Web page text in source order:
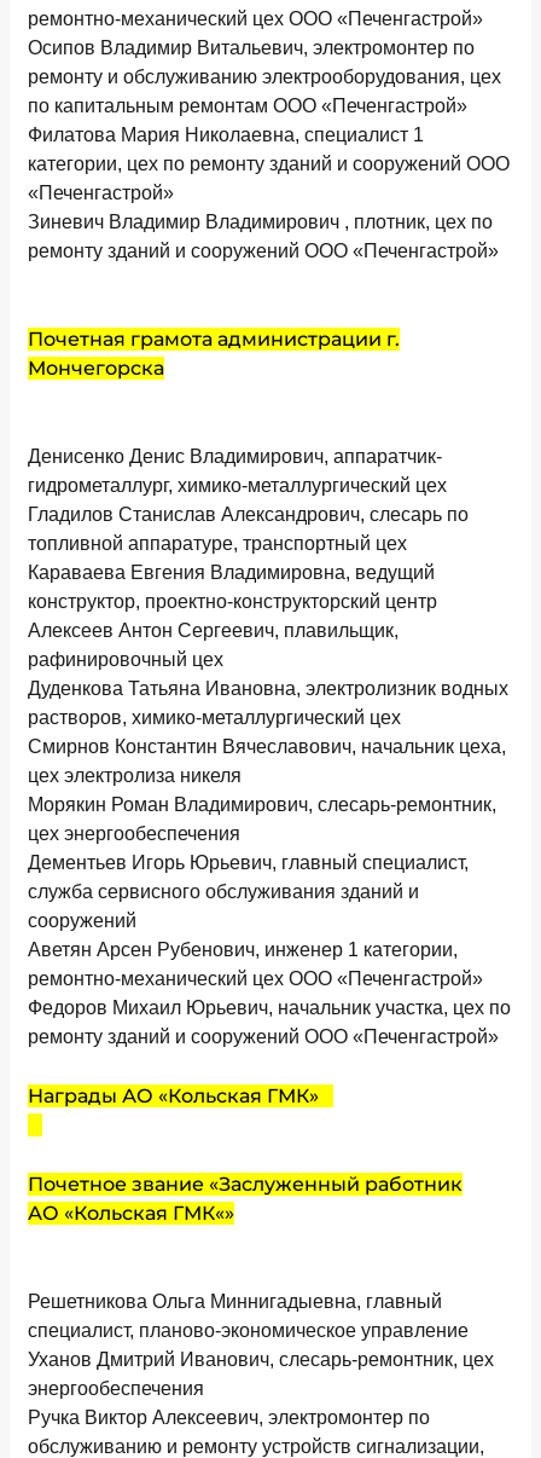
ремонтно-механический цех ООО «Печенгастрой»
Осипов Владимир Витальевич, электромонтер по
ремонту и обслуживанию электрооборудования, цех
по капитальным ремонтам ООО «Печенгастрой»
Филатова Мария Николаевна, специалист 1
категории, цех по ремонту зданий и сооружений ООО
«Печенгастрой»
Зиневич Владимир Владимирович , плотник, цех по
ремонту зданий и сооружений ООО «Печенгастрой»
Почетная грамота администрации г.
Мончегорска
Денисенко Денис Владимирович, аппаратчик-
гидрометаллург, химико-металлургический цех
Гладилов Станислав Александрович, слесарь по
топливной аппаратуре, транспортный цех
Караваева Евгения Владимировна, ведущий
конструктор, проектно-конструкторский центр
Алексеев Антон Сергеевич, плавильщик,
рафинировочный цех
Дуденкова Татьяна Ивановна, электролизник водных
растворов, химико-металлургический цех
Смирнов Константин Вячеславович, начальник цеха,
цех электролиза никеля
Морякин Роман Владимирович, слесарь-ремонтник,
цех энергообеспечения
Дементьев Игорь Юрьевич, главный специалист,
служба сервисного обслуживания зданий и
сооружений
Аветян Арсен Рубенович, инженер 1 категории,
ремонтно-механический цех ООО «Печенгастрой»
Федоров Михаил Юрьевич, начальник участка, цех по
ремонту зданий и сооружений ООО «Печенгастрой»
Награды АО «Кольская ГМК»
Почетное звание «Заслуженный работник
АО «Кольская ГМК«»
Решетникова Ольга Миннигадыевна, главный
специалист, планово-экономическое управление
Уханов Дмитрий Иванович, слесарь-ремонтник, цех
энергообеспечения
Ручка Виктор Алексеевич, электромонтер по
обслуживанию и ремонту устройств сигнализации,